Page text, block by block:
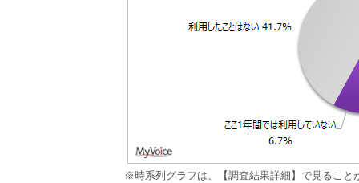
※時系列グラフは、【調査結果詳細】で見ること